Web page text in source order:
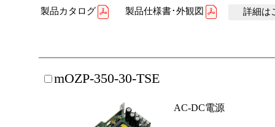
製品カタログ 製品仕様書･外観図 詳細は
mOZP-350-30-TSE
AC-DC電源